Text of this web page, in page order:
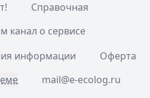
Справочная
канал о сервисе
информации
Оферта
mail@e-ecolog.ru